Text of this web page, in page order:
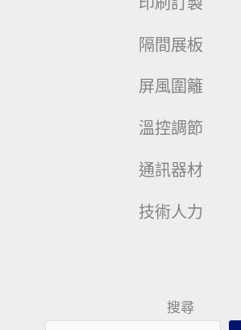
隔間展板
屏風圍籬
溫控調節
通訊器材
技術人力
搜尋